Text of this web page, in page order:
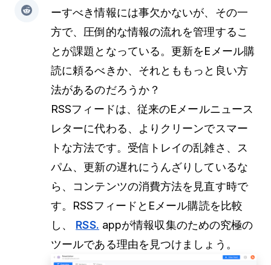
ーすべき情報には事欠かないが、その一
方で、圧倒的な情報の流れを管理するこ
とが課題となっている。更新をEメール購
読に頼るべきか、それとももっと良い方
法があるのだろうか？
RSSフィードは、従来のEメールニュース
レターに代わる、よりクリーンでスマー
トな方法です。受信トレイの乱雑さ、ス
パム、更新の遅れにうんざりしているな
ら、コンテンツの消費方法を見直す時で
す。RSSフィードとEメール購読を比較
し、 RSS. appが情報収集のための究極の
ツールである理由を見つけましょう。